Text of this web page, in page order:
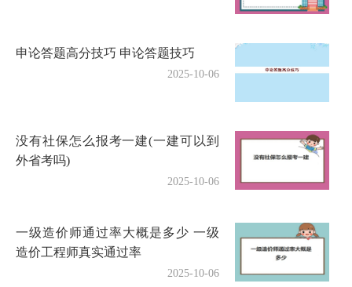
申论答题高分技巧 申论答题技巧
2025-10-06
没有社保怎么报考一建(一建可以到
外省考吗)
2025-10-06
一级造价师通过率大概是多少 一级
造价工程师真实通过率
2025-10-06